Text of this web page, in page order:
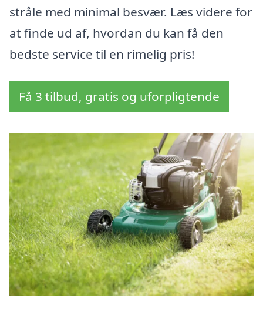
stråle med minimal besvær. Læs videre for
at finde ud af, hvordan du kan få den
bedste service til en rimelig pris!
Få 3 tilbud, gratis og uforpligtende